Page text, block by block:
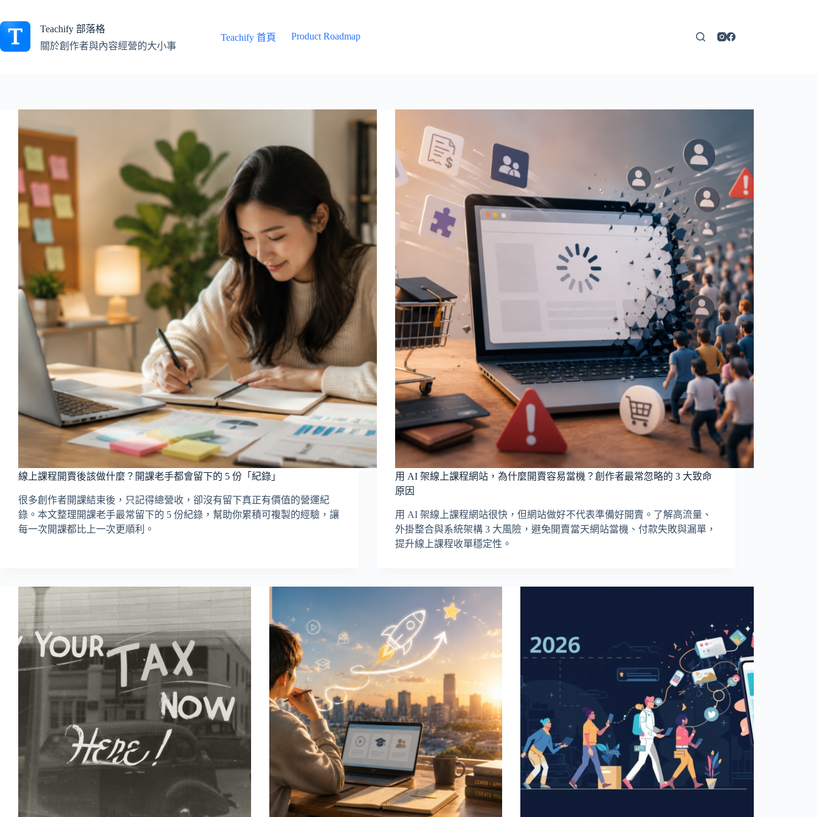
至
要
Teachify 部落格
關於創作者與內容經營的大小事
Teachify 首頁 Product Roadmap
線上課程開賣後該做什麼？開課老手都會留下的 5 份「紀錄」
很多創作者開課結束後，只記得總營收，卻沒有留下真正有價值的營運紀
錄。本文整理開課老手最常留下的 5 份紀錄，幫助你累積可複製的經驗，讓
每一次開課都比上一次更順利。
用 AI 架線上課程網站，為什麼開賣容易當機？創作者最常忽略的 3 大致命
原因
用 AI 架線上課程網站很快，但網站做好不代表準備好開賣。了解高流量、
外掛整合與系統架構 3 大風險，避免開賣當天網站當機、付款失敗與漏單，
提升線上課程收單穩定性。